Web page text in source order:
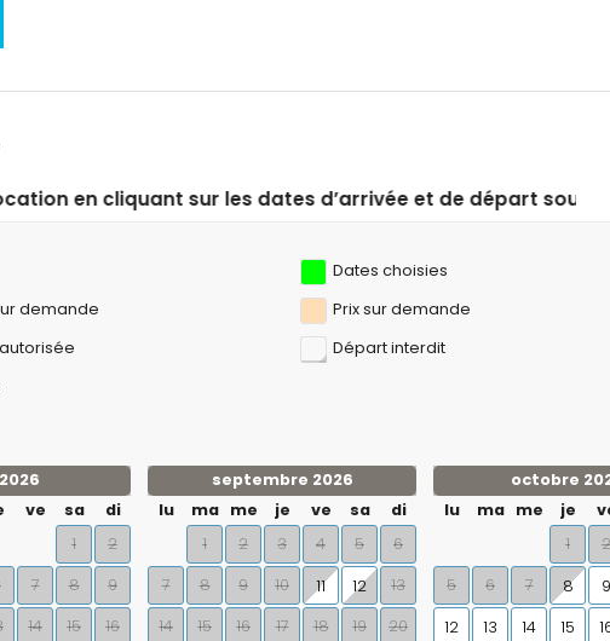
de 10 kilomètres de la villa)
dates d’arrivée et de départ souhaitées !
Dates choisies
demande
Prix ​​sur demande
Départ interdit
ve sa
di
1
2
7 8
9
14 15
16
septembre 2026
lu
ma me je ve sa
di
1
2 3 4 5
6
7
8 9 10 11 12
13
14
15 16 17 18 19
20
octobre
lu
ma me je
1
2
5
6 7 8 9
12
13 14 15